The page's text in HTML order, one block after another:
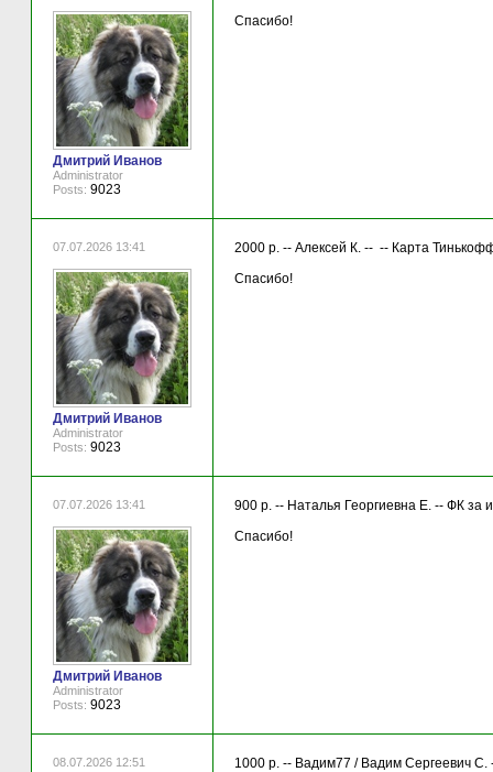
Дмитрий Иванов
Administrator
Posts: 9023
Спасибо!
07.07.2026 13:41
Дмитрий Иванов
Administrator
Posts: 9023
2000 р. -- Алексей К. -- -- Карта
Спасибо!
07.07.2026 13:41
Дмитрий Иванов
Administrator
Posts: 9023
900 р. -- Наталья Георгиевна Е. -- ФК за
Спасибо!
08.07.2026 12:51 1000 р. -- Вадим77 / Вадим Сергеевич